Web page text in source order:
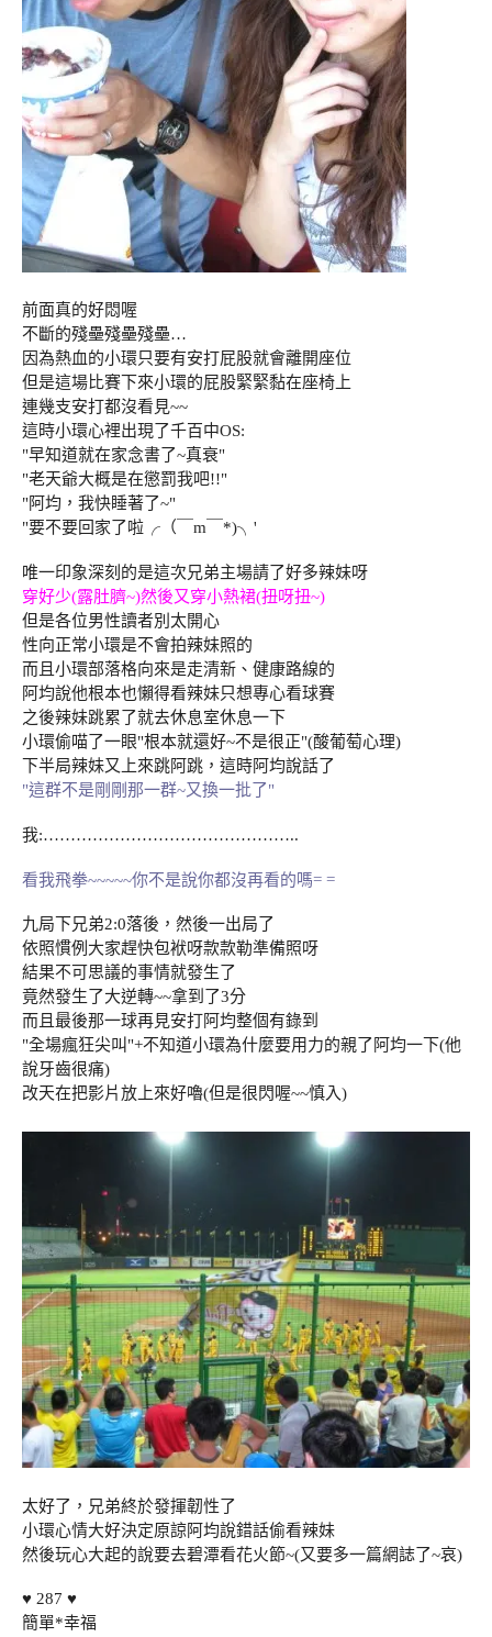
前面真的好悶喔
不斷的殘壘殘壘殘壘…
因為熱血的小環只要有安打屁股就會離開座位
但是這場比賽下來小環的屁股緊緊黏在座椅上
連幾支安打都沒看見~~
這時小環心裡出現了千百中OS:
"早知道就在家念書了~真衰"
"老天爺大概是在懲罰我吧!!"
"阿均，我快睡著了~"
"要不要回家了啦╭（￣m￣*)╮'
唯一印象深刻的是這次兄弟主場請了好多辣妹呀
穿好少(露肚臍~)然後又穿小熱裙(扭呀扭~)
但是各位男性讀者別太開心
性向正常小環是不會拍辣妹照的
而且小環部落格向來是走清新、健康路線的
阿均說他根本也懶得看辣妹只想專心看球賽
之後辣妹跳累了就去休息室休息一下
小環偷喵了一眼"根本就還好~不是很正"(酸葡萄心理)
下半局辣妹又上來跳阿跳，這時阿均說話了
"這群不是剛剛那一群~又換一批了"
我:………………………………………..
看我飛拳~~~~~你不是說你都沒再看的嗎= =
九局下兄弟2:0落後，然後一出局了
依照慣例大家趕快包袱呀款款勒準備照呀
結果不可思議的事情就發生了
竟然發生了大逆轉~~拿到了3分
而且最後那一球再見安打阿均整個有錄到
"全場瘋狂尖叫"+不知道小環為什麼要用力的親了阿均一下(他
說牙齒很痛)
改天在把影片放上來好嚕(但是很閃喔~~慎入)
太好了，兄弟終於發揮韌性了
小環心情大好決定原諒阿均說錯話偷看辣妹
然後玩心大起的說要去碧潭看花火節~(又要多一篇網誌了~哀)
♥ 287 ♥
簡單*幸福